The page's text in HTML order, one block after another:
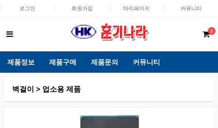
로그인 회원가입 마이페이지 커뮤니티
0
제품정보 제품구매 제품문의 커뮤니티
벽걸이 > 업소용 제품